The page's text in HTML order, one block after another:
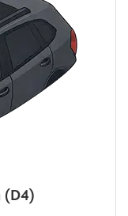
(D4)